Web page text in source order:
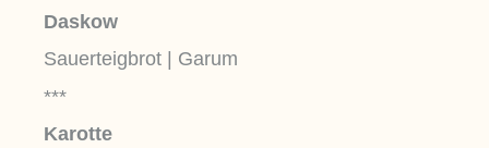
Daskow
Sauerteigbrot | Garum
***
Karotte